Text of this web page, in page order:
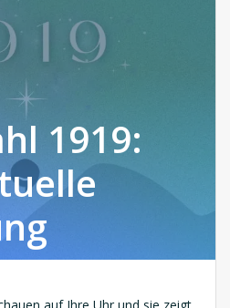
1919:
auf Ihre Uhr und sie zeigt